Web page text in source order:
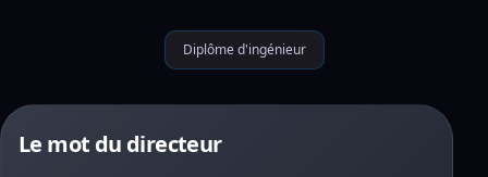
Diplôme d'ingénieur
Le mot du directeur